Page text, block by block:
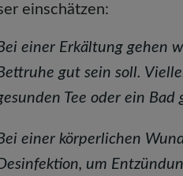
einschätzen:
einer Erkältung gehen
gut sein soll.
Tee oder ein Bad
einer körperlichen
um